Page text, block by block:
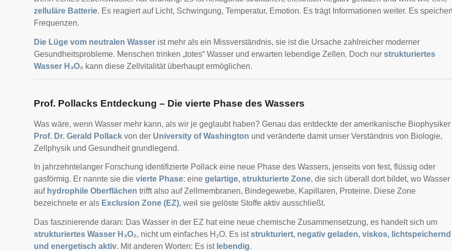
zelluläre Batterie. Es reagiert auf Licht, Schwingung, Temperatur, Emotion. Es trägt Informationen weiter. Es
Frequenzen.
Die Lüge vom neutralen Wasser ist mehr als ein Missverständnis, sie ist die Ursache zahlreicher moderner
Gesundheitsprobleme. Menschen trinken „totes“ Wasser und erwarten lebendige Zellen. Doch nur strukturiertes
Wasser H₃O₂ kann diese Zellvitalität überhaupt ermöglichen.
Prof. Pollacks Entdeckung – Die vierte Phase des Wassers
Was wäre, wenn Wasser mehr kann, als wir je geglaubt haben? Genau das entdeckte der amerikanische Biophysiker
Prof. Dr. Gerald Pollack von der University of Washington und veränderte damit unser Verständnis von Biologie,
Zellphysik und Gesundheit grundlegend.
In jahrzehntelanger Forschung identifizierte Pollack eine neue Phase des Wassers, jenseits von fest, flüssig oder
gasförmig. Er nannte sie die vierte Phase: eine gelartige, strukturierte Zone, die sich überall dort bildet, wo Wasser
auf hydrophile Oberflächen trifft also auf Zellmembranen, Bindegewebe, Kapillaren, Proteine. Diese Zone
bezeichnete er als Exclusion Zone (EZ), weil sie gelöste Stoffe aktiv ausschließt.
Das faszinierende daran: Das Wasser in der EZ hat eine neue chemische Zusammensetzung, es handelt sich um
strukturiertes Wasser H₃O₂, nicht um einfaches H₂O. Es iststrukturiert, negativ geladen, viskos, lichtspeichernd
und energetisch aktiv. Mit anderen Worten: Es ist lebendig.